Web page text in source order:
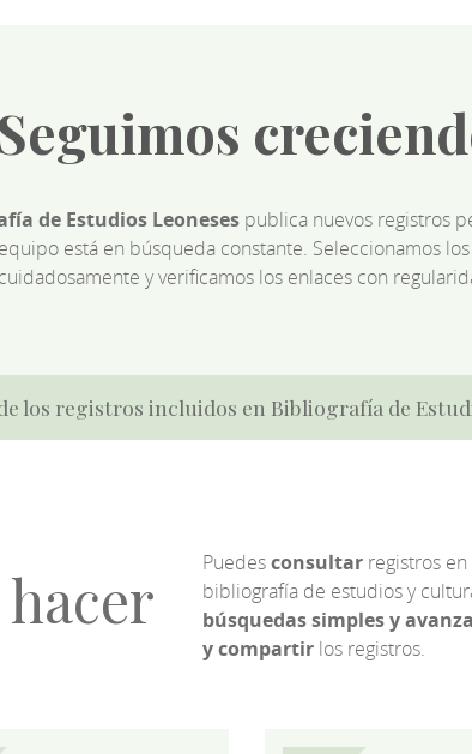
Seguimos
de Estudios Leonesespublica nuevos registros
está en búsqueda constante. Seleccionamos
cuidadosamente y verificamos los enlaces con
los registros incluidos en Bibliografía de
Puedesconsultarregistros en
bibliografía de estudios y
búsquedas simples y
y compartirlos registros.